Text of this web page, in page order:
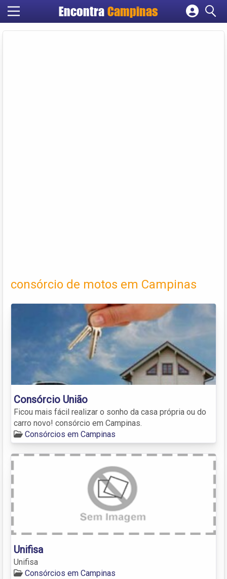
Encontra Campinas
Cadastrar empresa
consórcio de motos em Campinas
Consórcio União
Ficou mais fácil realizar o sonho da casa própria ou do
carro novo! consórcio em Campinas.
Consórcios em Campinas
Unifisa
Unifisa
Consórcios em Campinas